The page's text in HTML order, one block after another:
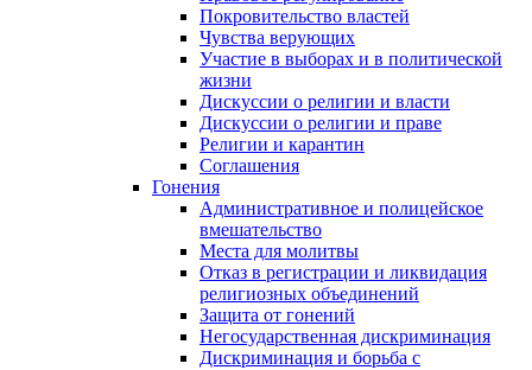
Покровительство властей
Чувства верующих
Участие в выборах и в политической
жизни
Дискуссии о религии и власти
Дискуссии о религии и праве
Религии и карантин
Соглашения
Гонения
Административное и полицейское
вмешательство
Места для молитвы
Отказ в регистрации и ликвидация
религиозных объединений
Защита от гонений
Негосударственная дискриминация
Дискриминация и борьба с